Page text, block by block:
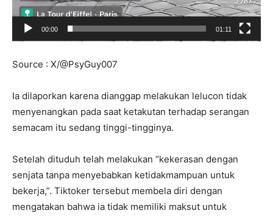
00:00 01:11
Source : X/@PsyGuy007
Ia dilaporkan karena dianggap melakukan lelucon tidak
menyenangkan pada saat ketakutan terhadap serangan
semacam itu sedang tinggi-tingginya.
Setelah dituduh telah melakukan “kekerasan dengan
senjata tanpa menyebabkan ketidakmampuan untuk
bekerja,”. Tiktoker tersebut membela diri dengan
mengatakan bahwa ia tidak memiliki maksut untuk